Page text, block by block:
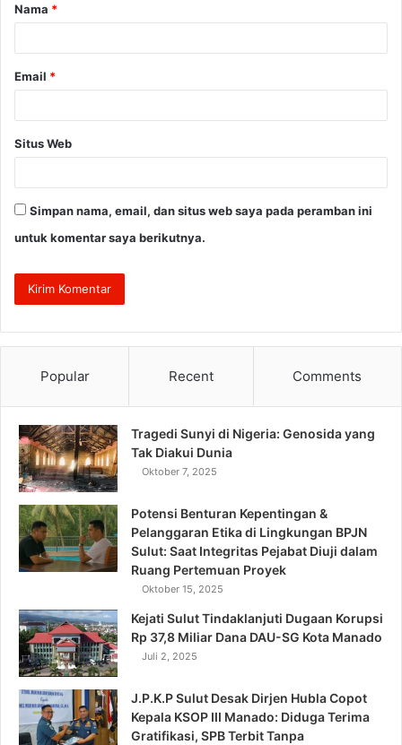
r
Nama *
Email *
Situs Web
Simpan nama, email, dan situs web saya pada peramban ini
untuk komentar saya berikutnya.
Popular Recent Comments
Tragedi Sunyi di Nigeria: Genosida yang
Tak Diakui Dunia
Oktober 7, 2025
Potensi Benturan Kepentingan &
Pelanggaran Etika di Lingkungan BPJN
Sulut: Saat Integritas Pejabat Diuji dalam
Ruang Pertemuan Proyek
Oktober 15, 2025
Kejati Sulut Tindaklanjuti Dugaan Korupsi
Rp 37,8 Miliar Dana DAU-SG Kota Manado
Juli 2, 2025
J.P.K.P Sulut Desak Dirjen Hubla Copot
Kepala KSOP III Manado: Diduga Terima
Gratifikasi, SPB Terbit Tanpa